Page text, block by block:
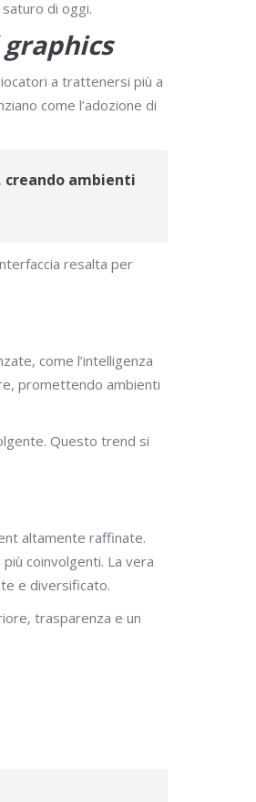
di oggi.
a trattenersi più a
come l’adozione di
ambienti
resalta per
come l’intelligenza
promettendo ambienti
Questo trend si
altamente raffinate.
coinvolgenti. La vera
e diversificato.
trasparenza e un